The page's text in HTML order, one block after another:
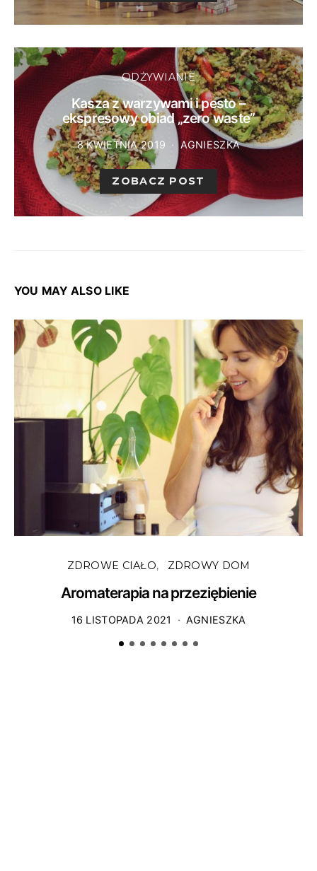
ODŻYWIANIE
Kasza z warzywami i pesto –
ekspresowy obiad „zero waste”
8 KWIETNIA 2019 AGNIESZKA
ZOBACZ POST
YOU MAY ALSO LIKE
ZDROWE CIAŁO ZDROWY DOM
Aromaterapia na przeziębienie
16 LISTOPADA 2021 AGNIESZKA